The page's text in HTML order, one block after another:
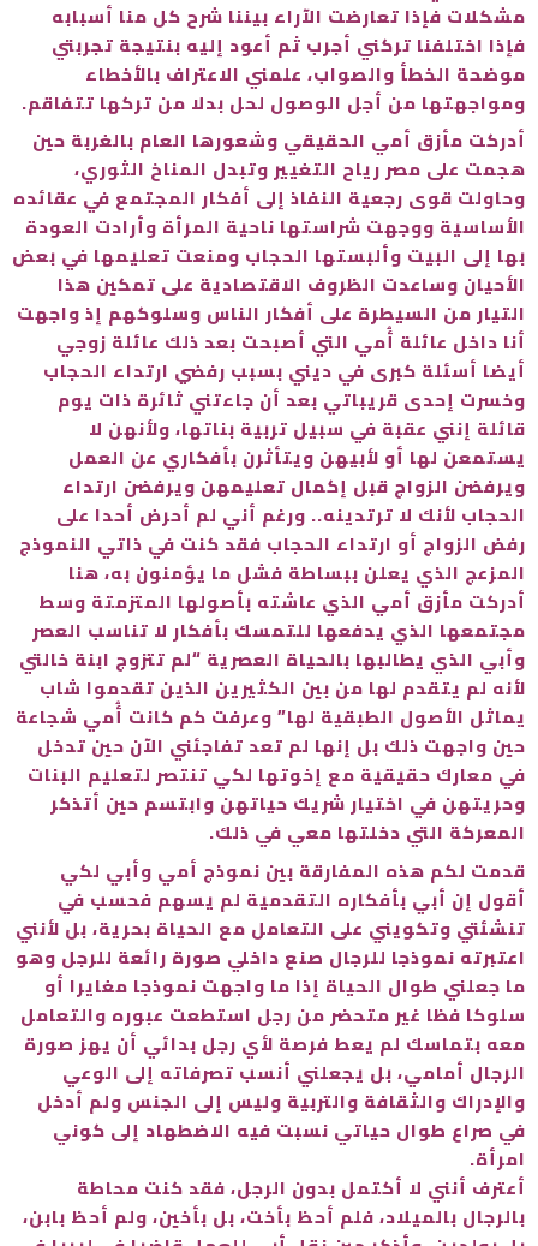
مشكلات فإذا تعارضت الآراء بيننا شرح كل منا أسبابه
فإذا اختلفنا تركني أجرب ثم أعود إليه بنتيجة تجربتي
موضحة الخطأ والصواب، علمني الاعتراف بالأخطاء
ومواجهتها من أجل الوصول لحل بدلا من تركها تتفاقم.
أدركت مأزق أمي الحقيقي وشعورها العام بالغربة حين
هجمت على مصر رياح التغيير وتبدل المناخ الثوري،
وحاولت قوى رجعية النفاذ إلى أفكار المجتمع في عقائده
الأساسية ووجهت شراستها ناحية المرأة وأرادت العودة
بها إلى البيت وألبستها الحجاب ومنعت تعليمها في بعض
الأحيان وساعدت الظروف الاقتصادية على تمكين هذا
التيار من السيطرة على أفكار الناس وسلوكهم إذ واجهت
أنا داخل عائلة أُمي التي أصبحت بعد ذلك عائلة زوجي
أيضا أسئلة كبرى في ديني بسبب رفضي ارتداء الحجاب
وخسرت إحدى قريباتي بعد أن جاءتني ثائرة ذات يوم
قائلة إنني عقبة في سبيل تربية بناتها، ولأنهن لا
يستمعن لها أو لأبيهن ويتأثرن بأفكاري عن العمل
ويرفضن الزواج قبل إكمال تعليمهن ويرفضن ارتداء
الحجاب لأنك لا ترتدينه.. ورغم أني لم أحرض أحدا على
رفض الزواج أو ارتداء الحجاب فقد كنت في ذاتي النموذج
المزعج الذي يعلن ببساطة فشل ما يؤمنون به، هنا
أدركت مأزق أمي الذي عاشته بأصولها المتزمتة وسط
مجتمعها الذي يدفعها للتمسك بأفكار لا تناسب العصر
وأبي الذي يطالبها بالحياة العصرية “لم تتزوج ابنة خالتي
لأنه لم يتقدم لها من بين الكثيرين الذين تقدموا شاب
يماثل الأصول الطبقية لها” وعرفت كم كانت أُمي شجاعة
حين واجهت ذلك بل إنها لم تعد تفاجئني الآن حين تدخل
في معارك حقيقية مع إخوتها لكي تنتصر لتعليم البنات
وحريتهن في اختيار شريك حياتهن وابتسم حين أتذكر
المعركة التي دخلتها معي في ذلك.
قدمت لكم هذه المفارقة بين نموذج أمي وأبي لكي
أقول إن أبي بأفكاره التقدمية لم يسهم فحسب في
تنشئتي وتكويني على التعامل مع الحياة بحرية، بل لأنني
اعتبرته نموذجا للرجال صنع داخلي صورة رائعة للرجل وهو
ما جعلني طوال الحياة إذا ما واجهت نموذجا مغايرا أو
سلوكا فظا غير متحضر من رجل استطعت عبوره والتعامل
معه بتماسك لم يعط فرصة لأي رجل بدائي أن يهز صورة
الرجال أمامي، بل يجعلني أنسب تصرفاته إلى الوعي
والإدراك والثقافة والتربية وليس إلى الجنس ولم أدخل
في صراع طوال حياتي نسبت فيه الاضطهاد إلى كوني
امرأة.
أعترف أنني لا أكتمل بدون الرجل، فقد كنت محاطة
بالرجال بالميلاد، فلم أحظ بأخت، بل بأخين، ولم أحظ بابن،